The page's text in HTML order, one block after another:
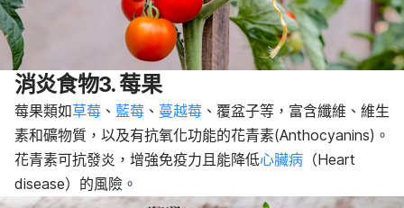
消炎食物3. 莓果
莓果類如草莓 、 藍莓 、 蔓越莓 、覆盆子等，富含纖維、維生
素和礦物質，以及有抗氧化功能的花青素(Anthocyanins)。
花青素可抗發炎，增強免疫力且能降低心臟病 （Heart
disease）的風險。